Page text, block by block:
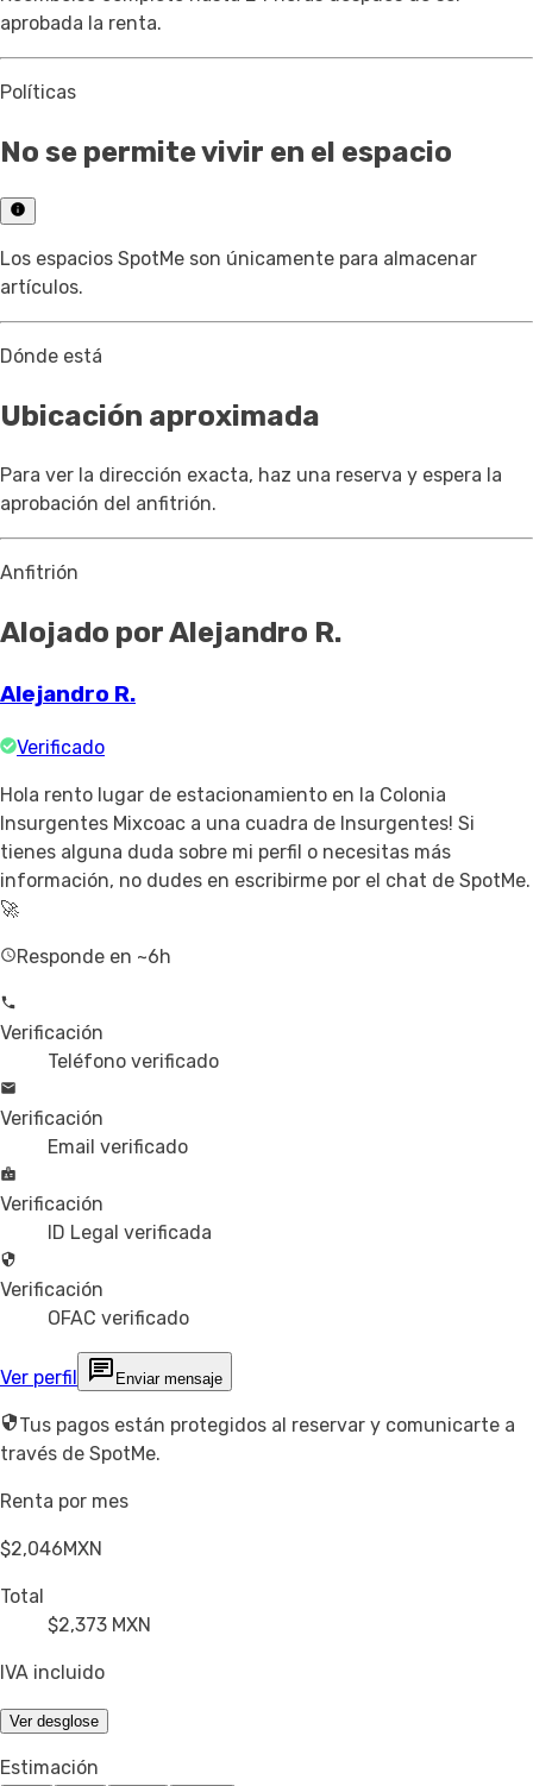
aprobada la renta.
Políticas
No se permite vivir en el espacio
Los espacios SpotMe son únicamente para almacenar
artículos.
Dónde está
Ubicación aproximada
Para ver la dirección exacta, haz una reserva y espera la
aprobación del anfitrión.
Anfitrión
Alojado por Alejandro R.
Alejandro R.
Verificado
Hola rento lugar de estacionamiento en la Colonia
Insurgentes Mixcoac a una cuadra de Insurgentes! Si
tienes alguna duda sobre mi perfil o necesitas más
información, no dudes en escribirme por el chat de SpotMe.
🚀
Responde en ~6h
Verificación
Teléfono verificado
Verificación
Email verificado
Verificación
ID Legal verificada
Verificación
OFAC verificado
Ver perfil Enviar mensaje
Tus pagos están protegidos al reservar y comunicarte a
través de SpotMe.
Renta por mes
$2,046MXN
Total
$2,373 MXN
IVA incluido
Ver desglose
Estimación